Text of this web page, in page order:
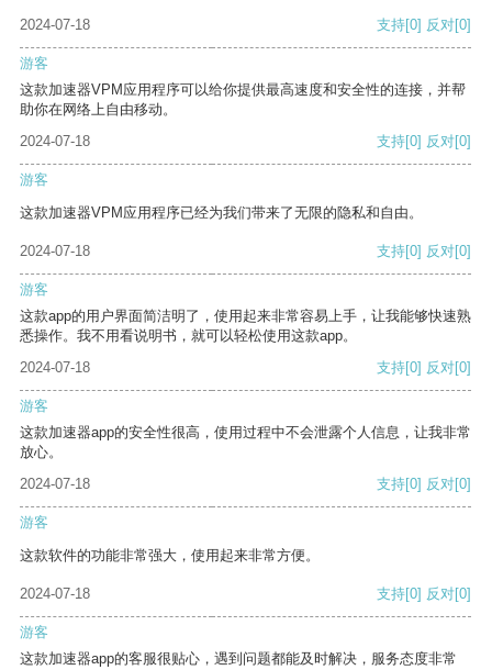
2024-07-18 支持[0] 反对[0]
游客
这款加速器VPM应用程序可以给你提供最高速度和安全性的连接，并帮
助你在网络上自由移动。
2024-07-18
支持[0] 反对[0]
游客
这款加速器VPM应用程序已经为我们带来了无限的隐私和自由。
2024-07-18 支持[0] 反对[0]
游客
这款app的用户界面简洁明了，使用起来非常容易上手，让我能够快速熟
悉操作。我不用看说明书，就可以轻松使用这款app。
2024-07-18
支持[0] 反对[0]
游客
这款加速器app的安全性很高，使用过程中不会泄露个人信息，让我非常
放心。
2024-07-18
支持[0] 反对[0]
游客
这款软件的功能非常强大，使用起来非常方便。
2024-07-18 支持[0] 反对[0]
游客
这款加速器app的客服很贴心，遇到问题都能及时解决，服务态度非常